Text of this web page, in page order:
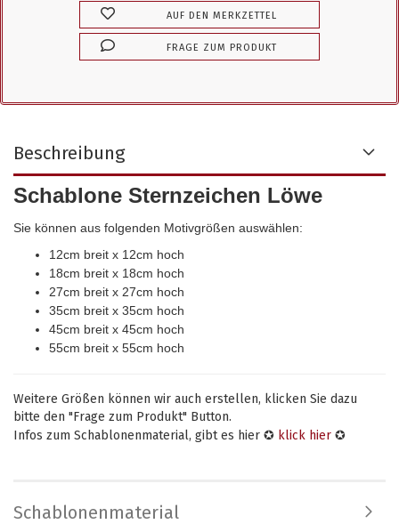
AUF DEN MERKZETTEL
FRAGE ZUM PRODUKT
Beschreibung
Schablone Sternzeichen Löwe
Sie können aus folgenden Motivgrößen auswählen:
12cm breit x 12cm hoch
18cm breit x 18cm hoch
27cm breit x 27cm hoch
35cm breit x 35cm hoch
45cm breit x 45cm hoch
55cm breit x 55cm hoch
Weitere Größen können wir auch erstellen, klicken Sie dazu
bitte den "Frage zum Produkt" Button.
Infos zum Schablonenmaterial, gibt es hier ✪ klick hier ✪
Schablonenmaterial